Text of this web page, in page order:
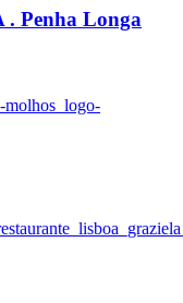
Penha Longa
molhos_logo-